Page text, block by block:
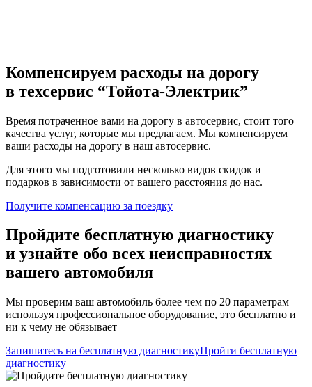
Компенсируем расходы на дорогу
в техсервис “Тойота-Электрик”
Время потраченное вами на дорогу в автосервис, стоит того
качества услуг, которые мы предлагаем. Мы компенсируем
ваши расходы на дорогу в наш автосервис.
Для этого мы подготовили несколько видов скидок и
подарков в зависимости от вашего расстояния до нас.
Получите компенсацию за поездку
Пройдите бесплатную диагностику
и узнайте обо всех неисправностях
вашего автомобиля
Мы проверим ваш автомобиль более чем по 20 параметрам
используя профессиональное оборудование, это бесплатно и
ни к чему не обязывает
Запишитесь на бесплатную диагностикуПройти бесплатную
диагностику